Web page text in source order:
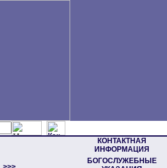
КОНТАКТНАЯ
ИНФОРМАЦИЯ
БОГОСЛУЖЕБНЫЕ